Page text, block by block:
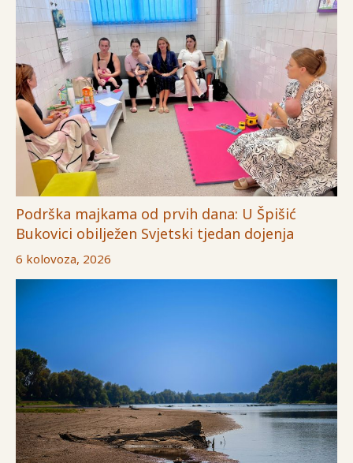
Podrška majkama od prvih dana: U Špišić
Bukovici obilježen Svjetski tjedan dojenja
6 kolovoza, 2026